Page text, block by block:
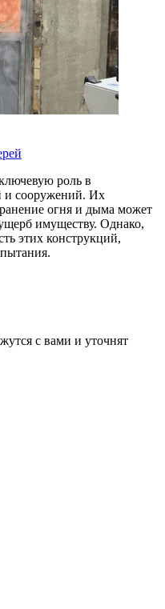
роль в
и сооружений. Их
огня и дыма может
имуществу. Однако,
этих конструкций,
с вами и уточнят